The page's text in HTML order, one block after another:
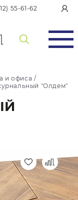
55-61-62
и офиса /
"Олдем"